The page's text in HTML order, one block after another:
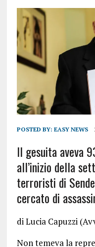
POSTED BY: EASY NEWS
Il gesuita aveva
all’inizio della
terroristi di
cercato di
di Lucia Capuzzi
Non temeva la